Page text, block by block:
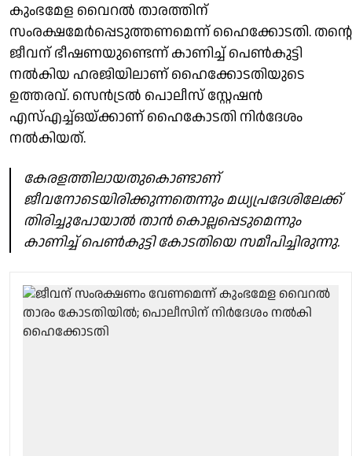
കുംഭമേള വൈറൽ താരത്തിന്
സംരക്ഷമേർപ്പെടുത്തണമെന്ന് ഹൈക്കോടതി. തന്റെ
ജീവന് ഭീഷണയുണ്ടെന്ന് കാണിച്ച് പെൺകുട്ടി
നൽകിയ ഹരജിയിലാണ് ഹൈക്കോടതിയുടെ
ഉത്തരവ്. സെൻട്രൽ പൊലീസ് സ്റ്റേഷൻ
എസ്എച്ച്ഒയ്ക്കാണ് ഹൈകോടതി നിർദേശം
നൽകിയത്.
കേരളത്തിലായതുകൊണ്ടാണ്
ജീവനോടെയിരിക്കുന്നതെന്നും മധ്യപ്രദേശിലേക്ക്
തിരിച്ചുപോയാൽ താൻ കൊല്ലപ്പെടുമെന്നും
കാണിച്ച് പെൺകുട്ടി കോടതിയെ സമീപിച്ചിരുന്നു.